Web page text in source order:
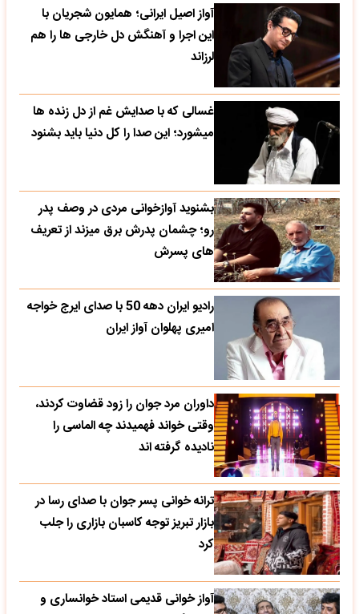
آواز اصیل ایرانی؛ همایون شجریان با
این اجرا و آهنگش دل خارجی ها را هم
لرزاند
غسالی که با صدایش غم از دل زنده ها
میشورد؛ این صدا را کل دنیا باید بشنود
بشنوید آوازخوانی مردی در وصف پدر
رو؛ چشمان پدرش برق میزند از تعریف
های پسرش
رادیو ایران دهه 50 با صدای ایرج خواجه
امیری پهلوان آواز ایران
داوران مرد جوان را زود قضاوت کردند،
وقتی خواند فهمیدند چه الماسی را
نادیده گرفته اند
ترانه خوانی پسر جوان با صدای رسا در
بازار تبریز توجه کاسبان بازاری را جلب
کرد
آواز خوانی قدیمی استاد خوانساری و